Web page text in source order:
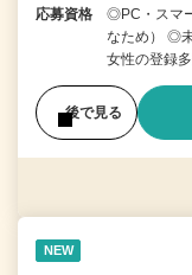
応募資格
◎PC・スマ
なため） ◎
女性の登録
後で見る
NEW